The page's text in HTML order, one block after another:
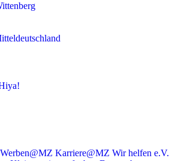
Werben@MZ Karriere@MZ Wir helfen e.V.